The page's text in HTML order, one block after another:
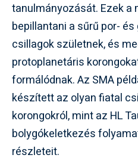
tanulmányozását. Ezek a
bepillantani a sűrű por-
csillagok születnek, és
protoplanetáris
formálódnak. Az SMA
készített az olyan fiatal
korongokról, mint az HL
bolygókeletkezés
részleteit.